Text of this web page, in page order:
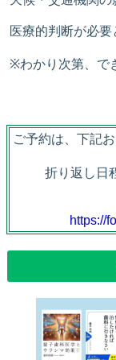
医療的判断が必
※わかり次第、で
ご予約は、下記
折り返し日
https://